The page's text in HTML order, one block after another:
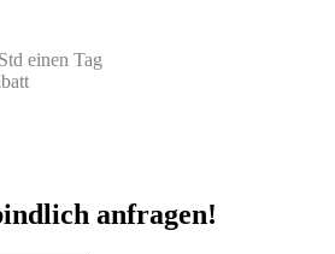
einen Tag
anfragen!